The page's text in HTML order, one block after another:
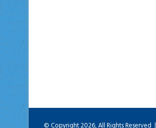
© Copyright 2026, All Rights Reserved |